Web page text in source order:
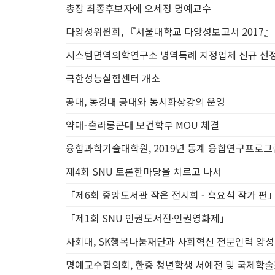
캠퍼스 주요 소식 글로벌사회공헌단,
연구성과 심리학과 최인철 교수 연구팀ㆍ생명과
연구성과
안내 중앙도서관, 제4회 저자에
안내 글로벌사회공헌단, 2020 사회공
안내
규장각한국학연구원, 학
안내 교수학습개발센터, 대학원
기부소식 및 동정 지구환경과학부 이상묵
기부소식 및 동정 산업공학과 대학원
기부소식 및 동정 발전기금 기
총장 최종후보자에 오세정 명예교수
다양성위원회, 『서울대학교 다양성보고서 2017
시스템면역의학연구소 병역특례 지정업체 신규 선
극한성능실험센터 개소
공대, 동경대 공대와 동시화상강의 운영
약대-출라롱콘대 보건학부 MOU 체결
융합과학기술대학원, 2019년 동계 융합연구프로그
제4회 SNU 토론한마당을 치르고 나서
「제6회 중앙도서관 작은 전시회 - 흑요석 작가 편」
「제1회 SNU 인권도서전·인권영화제」
사회대, SK행복나눔재단과 사회혁신 전문인력 양
명예교수협의회, 한중 청년학생 서예전 및 국제학